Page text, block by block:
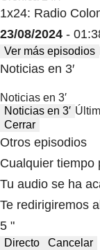
1x24: Radio
23/08/2024 -
Ver más episodios
Noticias en 3′
Noticias en 3′
Noticias en 3′
Cerrar
Otros episodios
Cualquier tiempo
Tu audio se ha
Te redirigiremos
5 "
Directo Cancelar